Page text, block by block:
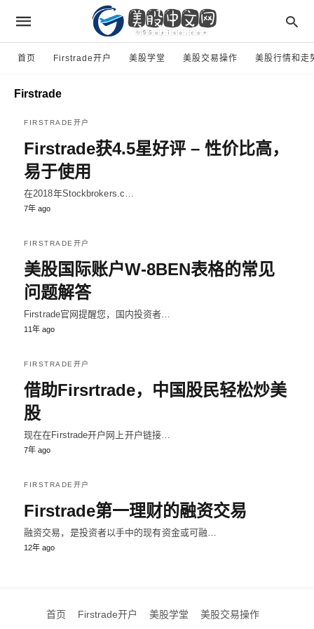
首页 Firstrade开户 美股学堂 美股交易操作 美股行情和走
Firstrade
FIRSTRADE开户
Firstrade获4.5星好评 – 性价比高，
易于使用
在2018年Stockbrokers.c…
7年 ago
FIRSTRADE开户
美股国际账户W-8BEN表格的常见
问题解答
Firstrade官网提醒您，国内投资者…
11年 ago
FIRSTRADE开户
借助Firsrtrade，中国股民轻松炒美
股
现在在Firstrade开户网上开户链接…
7年 ago
FIRSTRADE开户
Firstrade第一理财的融资交易
融资交易，是投资者以手中的现有资金或可融…
12年 ago
首页 Firstrade开户 美股学堂 美股交易操作